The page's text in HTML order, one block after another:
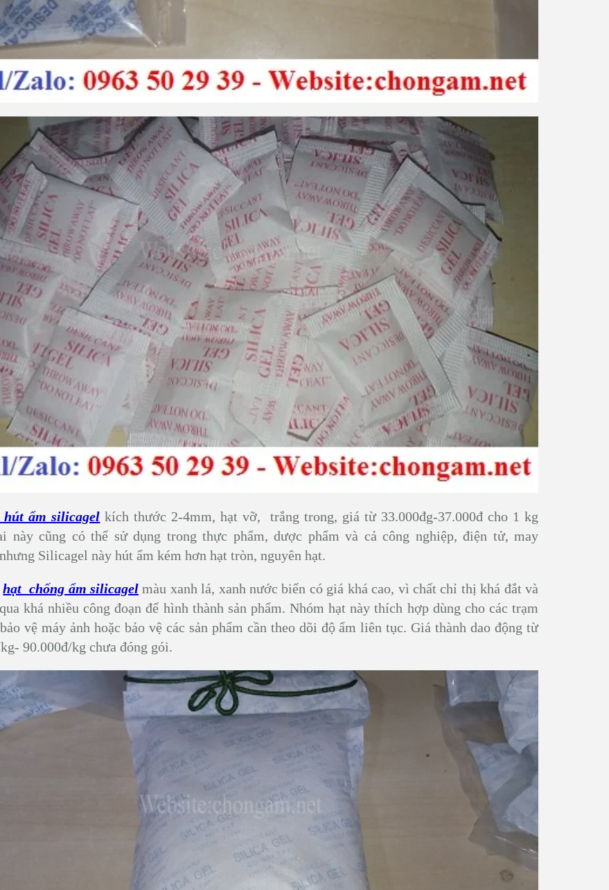
hút ẩm silicagel kích thước 2-4mm, hạt vỡ, trắng trong, giá từ 33.000đg-37.000đ cho 1 kg
này cũng có thể sử dụng trong thực phẩm, dược phẩm và cả công nghiệp, điện tử, may
Silicagel này hút ẩm kém hơn hạt tròn, nguyên hạt.
hạt chống ẩm silicagelmàu xanh lá, xanh nước biển có giá khá cao, vì chất chỉ thị khá đắt và
khá nhiều công đoạn để hình thành sản phẩm. Nhóm hạt này thích hợp dùng cho các trạm
vệ máy ảnh hoặc bảo vệ các sản phẩm cần theo dõi độ ẩm liên tục. Giá thành dao động từ
90.000đ/kg chưa đóng gói.